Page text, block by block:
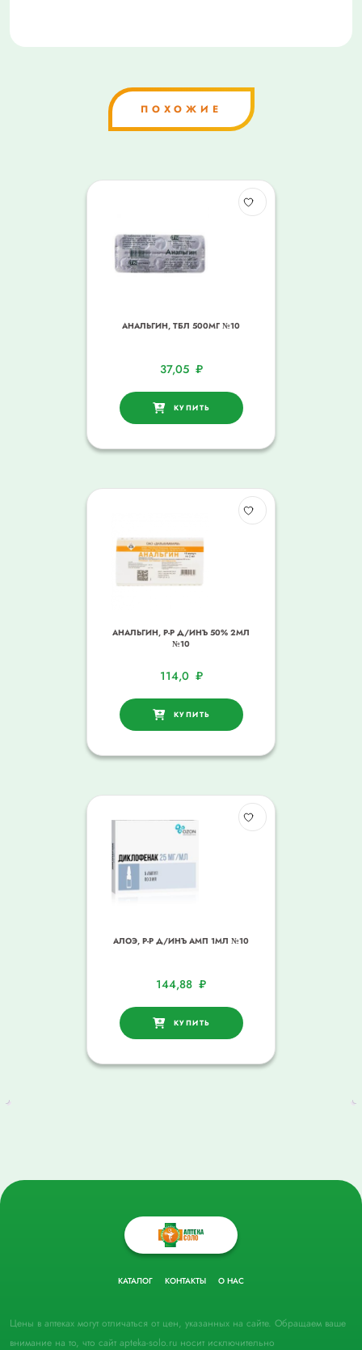
ПОХОЖИЕ
АНАЛЬГИН, ТБЛ 500МГ №10
37,05 ₽
КУПИТЬ
АНАЛЬГИН, Р-Р Д/ИНЪ 50% 2МЛ
№10
114,0 ₽
КУПИТЬ
АЛОЭ, Р-Р Д/ИНЪ АМП 1МЛ №10
144,88 ₽
КУПИТЬ
КАТАЛОГ КОНТАКТЫ О НАС
Цены в аптеках могут отличаться от цен, указанных на сайте. Обращаем ваше
внимание на то, что сайт apteka-solo.ru носит исключительно